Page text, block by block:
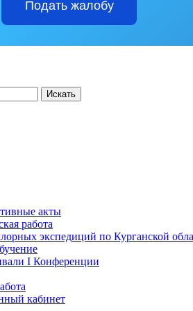
Подать жалобу
акты
работа
экспедиций по Курганской
I Конференции
кабинет